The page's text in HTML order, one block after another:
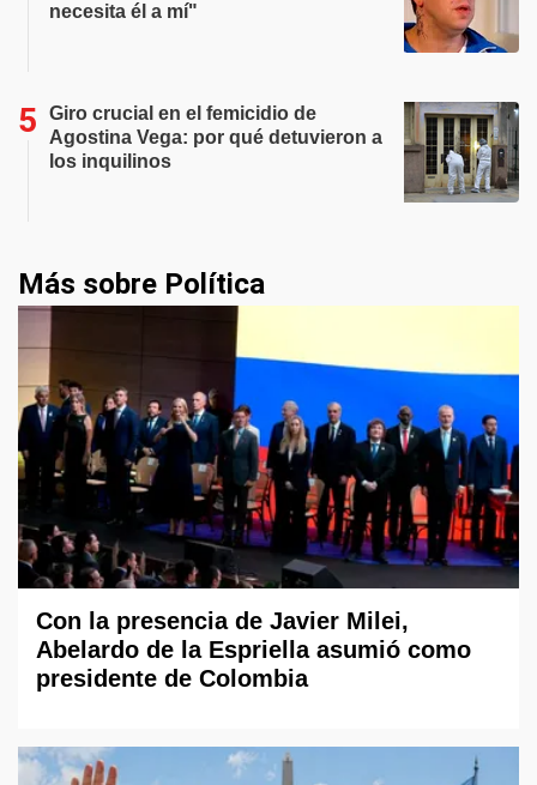
necesita él a mí"
Giro crucial en el femicidio de
Agostina Vega: por qué detuvieron a
los inquilinos
Más sobre Política
Con la presencia de Javier Milei,
Abelardo de la Espriella asumió como
presidente de Colombia